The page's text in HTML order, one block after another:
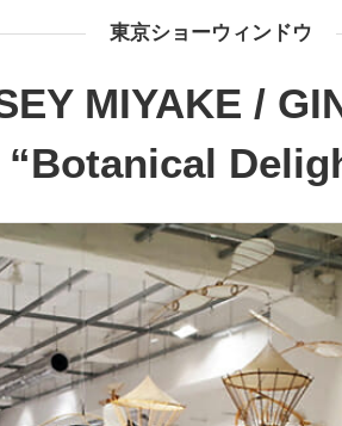
東京ショーウィンドウ
MIYAKE /
“Botanical